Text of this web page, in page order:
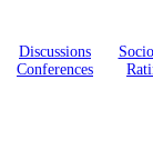
Discussions
Conferences